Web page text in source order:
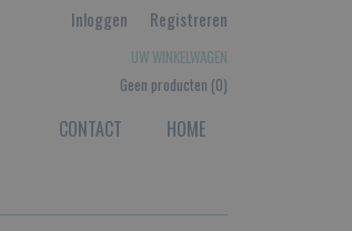
Inloggen Registreren
UW WINKELWAGEN
Geen producten (0)
HOME
CONTACT